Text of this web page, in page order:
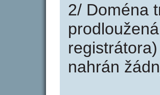
2/ Doména
nahrán